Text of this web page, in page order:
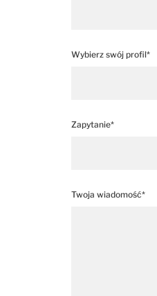
Wybierz swój profil*
Zapytanie*
Twoja wiadomość*